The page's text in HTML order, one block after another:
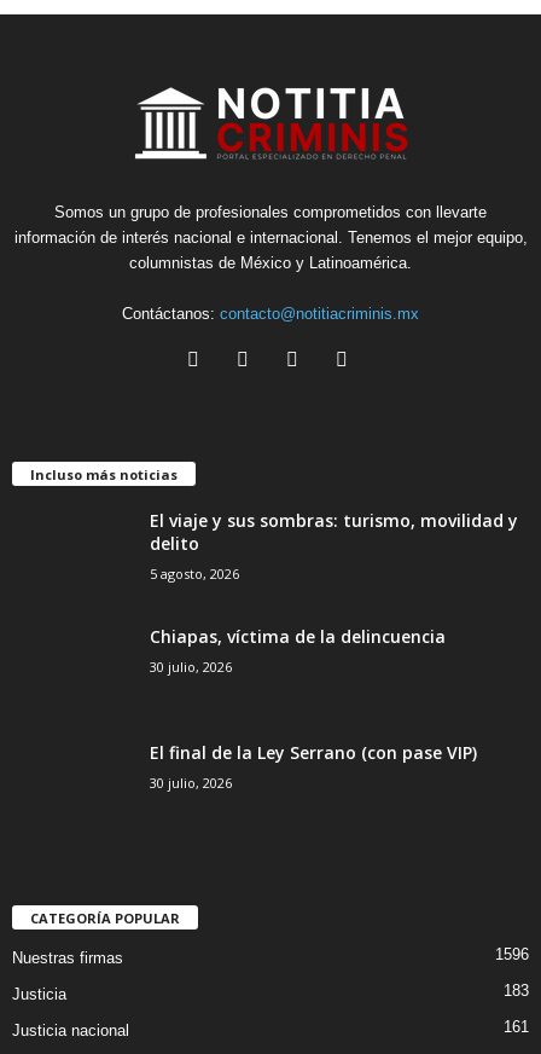
Somos un grupo de profesionales comprometidos con llevarte
información de interés nacional e internacional. Tenemos el mejor equipo,
columnistas de México y Latinoamérica.
Contáctanos: contacto@notitiacriminis.mx
Incluso más noticias
El viaje y sus sombras: turismo, movilidad y
delito
5 agosto, 2026
Chiapas, víctima de la delincuencia
30 julio, 2026
El final de la Ley Serrano (con pase VIP)
30 julio, 2026
CATEGORÍA POPULAR
Nuestras firmas 1596
Justicia 183
Justicia nacional
161